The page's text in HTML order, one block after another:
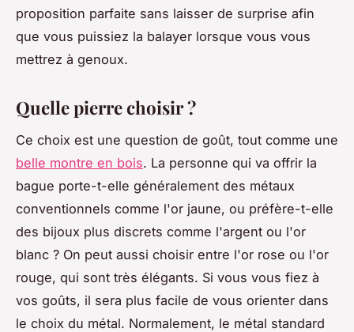
proposition parfaite sans laisser de surprise afin
que vous puissiez la balayer lorsque vous vous
mettrez à genoux.
Quelle pierre choisir ?
Ce choix est une question de goût, tout comme une
belle montre en bois. La personne qui va offrir la
bague porte-t-elle généralement des métaux
conventionnels comme l'or jaune, ou préfère-t-elle
des bijoux plus discrets comme l'argent ou l'or
blanc ? On peut aussi choisir entre l'or rose ou l'or
rouge, qui sont très élégants. Si vous vous fiez à
vos goûts, il sera plus facile de vous orienter dans
le choix du métal. Normalement, le métal standard